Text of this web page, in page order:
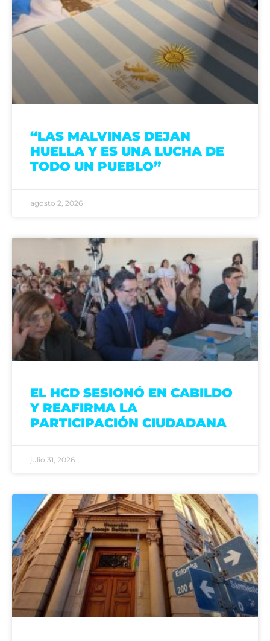
“LAS MALVINAS DEJAN
HUELLA Y ES UNA LUCHA DE
TODO UN PUEBLO”
agosto 2, 2026
EL HCD SESIONÓ EN CABILDO
Y REAFIRMA LA
PARTICIPACIÓN CIUDADANA
julio 31, 2026